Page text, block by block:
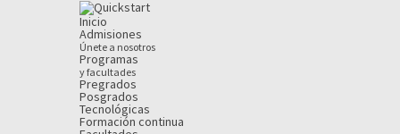
Inicio
Admisiones
Únete a nosotros
Programas
y facultades
Pregrados
Posgrados
Tecnológicas
Formación continua